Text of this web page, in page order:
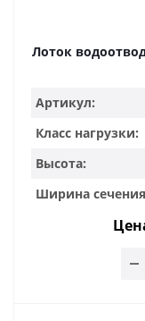
Лоток
Артикул:
Класс нагрузки:
Высота:
Ширина